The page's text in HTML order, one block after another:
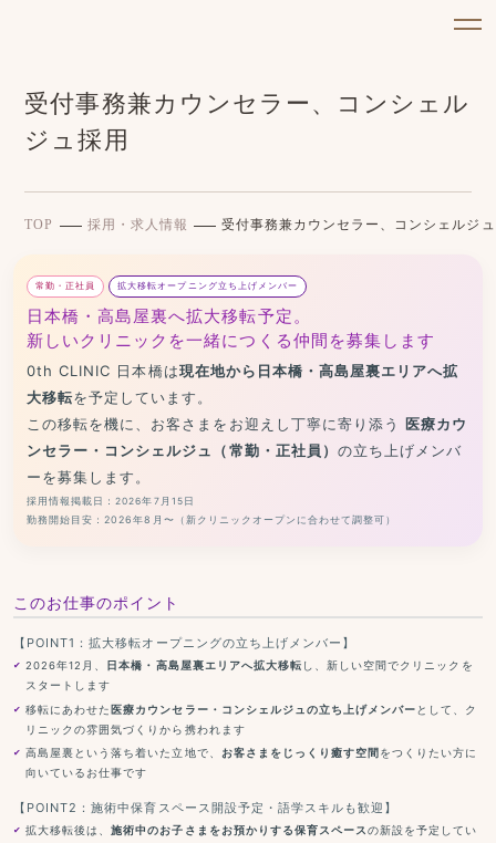
受付事務兼カウンセラー、コンシェル
ジュ採用
TOP 採用・求人情報 受付事務兼カウンセラー、コンシェルジ
常勤・正社員 拡大移転オープニング立ち上げメンバー
日本橋・高島屋裏へ拡大移転予定。
新しいクリニックを一緒につくる仲間を募集します
0th CLINIC 日本橋は現在地から日本橋・高島屋裏エリアへ拡
大移転を予定しています。
この移転を機に、お客さまをお迎えし丁寧に寄り添う医療カウ
ンセラー・コンシェルジュ（常勤・正社員） の立ち上げメンバ
ーを募集します。
採用情報掲載日：2026年7月15日
勤務開始目安：2026年8月〜（新クリニックオープンに合わせて調整可）
このお仕事のポイント
【POINT1：拡大移転オープニングの立ち上げメンバー】
2026年12月、 日本橋・高島屋裏エリアへ拡大移転 し、新しい空間でクリニックを
スタートします
移転にあわせた 医療カウンセラー・コンシェルジュの立ち上げメンバー として、ク
リニックの雰囲気づくりから携われます
高島屋裏という落ち着いた立地で、
お客さまをじっくり癒す空間 をつくりたい方に
向いているお仕事です
【POINT2：施術中保育スペース開設予定・語学スキルも歓迎】
拡大移転後は、施術中のお子さまをお預かりする保育スペースの新設を予定してい